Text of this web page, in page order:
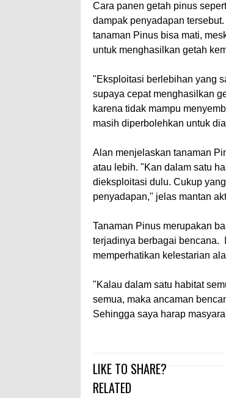
Cara panen getah pinus
dampak penyadapan
tanaman Pinus bisa mati,
untuk menghasilkan getah
"Eksploitasi berlebihan yang
supaya cepat menghasilkan
karena tidak mampu
masih diperbolehkan untuk
Alan menjelaskan tanaman
atau lebih. "Kan dalam satu
dieksploitasi dulu. Cukup
penyadapan," jelas mantan
Tanaman Pinus merupakan
terjadinya berbagai bencana.
memperhatikan kelestarian
"Kalau dalam satu habitat
semua, maka ancaman
Sehingga saya harap
LIKE TO SHARE?
RELATED